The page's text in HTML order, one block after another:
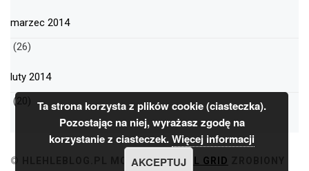
marzec 2014
(26)
luty 2014
(20)
© HLEHLEBLOG.PL MOTYWMINIMAL GRID
Ta strona korzysta z plików cookie (ciasteczka).
Pozostając na niej, wyrażasz zgodę na
korzystanie z ciasteczek.Więcej informacji
AKCEPTUJ